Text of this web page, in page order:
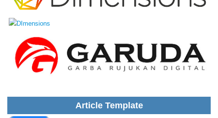
Article Template